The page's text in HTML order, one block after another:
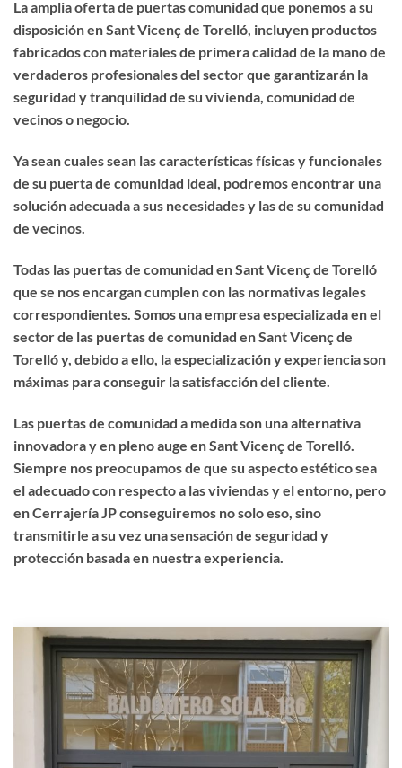
La amplia oferta de puertas comunidad que ponemos a su
disposición en Sant Vicenç de Torelló, incluyen productos
fabricados con materiales de primera calidad de la mano de
verdaderos profesionales del sector que garantizarán la
seguridad y tranquilidad de su vivienda, comunidad de
vecinos o negocio.
Ya sean cuales sean las características físicas y funcionales
de su puerta de comunidad ideal, podremos encontrar una
solución adecuada a sus necesidades y las de su comunidad
de vecinos.
Todas las puertas de comunidad en Sant Vicenç de Torelló
que se nos encargan cumplen con las normativas legales
correspondientes. Somos una empresa especializada en el
sector de las puertas de comunidad en Sant Vicenç de
Torelló y, debido a ello, la especialización y experiencia son
máximas para conseguir la satisfacción del cliente.
Las puertas de comunidad a medida son una alternativa
innovadora y en pleno auge en Sant Vicenç de Torelló.
Siempre nos preocupamos de que su aspecto estético sea
el adecuado con respecto a las viviendas y el entorno, pero
en Cerrajería JP conseguiremos no solo eso, sino
transmitirle a su vez una sensación de seguridad y
protección basada en nuestra experiencia.